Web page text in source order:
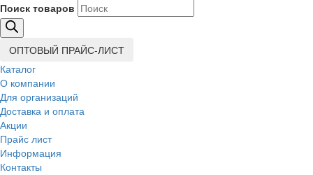
Поиск товаров
ОПТОВЫЙ ПРАЙС-ЛИСТ
Каталог
О компании
Для организаций
Доставка и оплата
Акции
Прайс лист
Информация
Контакты